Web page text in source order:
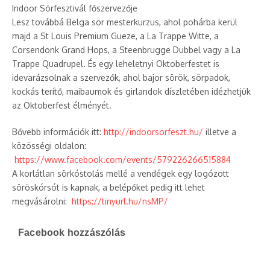
Indoor Sörfesztivál főszervezője
Lesz továbbá Belga sör mesterkurzus, ahol pohárba kerül
majd a St Louis Premium Gueze, a La Trappe Witte, a
Corsendonk Grand Hops, a Steenbrugge Dubbel vagy a La
Trappe Quadrupel. És egy leheletnyi Oktoberfestet is
idevarázsolnak a szervezők, ahol bajor sörök, sörpadok,
kockás terítő, maibaumok és girlandok díszletében idézhetjük
az Oktoberfest élményét.
Bővebb információk itt: http://indoorsorfeszt.hu/ illetve a
közösségi oldalon:
https://www.facebook.com/events/579226266515884
A korlátlan sörkóstolás mellé a vendégek egy logózott
söröskórsót is kapnak, a belépőket pedig itt lehet
megvásárolni: https://tinyurl.hu/nsMP/
Facebook hozzászólás